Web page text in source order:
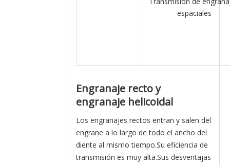
espaciales
Engranaje recto y
engranaje helicoidal
Los engranajes rectos entran y salen del
engrane a lo largo de todo el ancho del
diente al mismo tiempo.Su eficiencia de
transmisión es muy alta.Sus desventajas